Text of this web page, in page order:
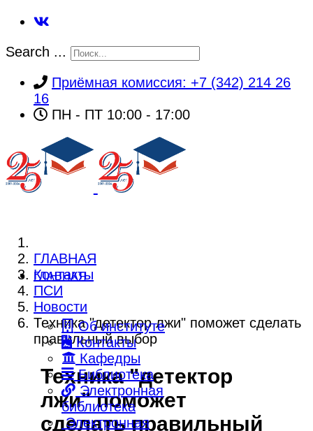
Search ...
Приёмная комиссия: +7 (342) 214 26
16
ПН - ПТ 10:00 - 17:00
ГЛАВНАЯ
Об институте
Контакты
Кафедры
Библиотека
Электронная
библиотека
Электронная
ГЛАВНАЯ
Контакты
ПСИ
Новости
Техника "детектор лжи" поможет сделать
правильный выбор
Техника "детектор
лжи" поможет
сделать правильный